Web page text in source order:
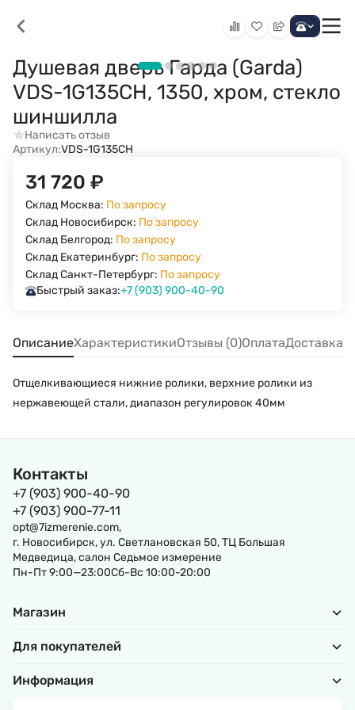
Душевая дверь Гарда (Garda)
VDS-1G135CH, 1350, хром, стекло
шиншилла
Написать отзыв
Артикул:VDS-1G135CH
31 720 ₽
Склад Москва: По запросу
Склад Новосибирск: По запросу
Склад Белгород: По запросу
Склад Екатеринбург: По запросу
Склад Санкт-Петербург: По запросу
Быстрый заказ:+7 (903) 900-40-90
ОписаниеХарактеристикиОтзывы (0)ОплатаДоставка
Отщелкивающиеся нижние ролики, верхние ролики из
нержавеющей стали, диапазон регулировок 40мм
Контакты
+7 (903) 900-40-90
+7 (903) 900-77-11
opt@7izmerenie.com,
г. Новосибирск, ул. Светлановская 50, ТЦ Большая
Медведица, салон Седьмое измерение
Пн-Пт 9:00—23:00Сб-Вс 10:00-20:00
Магазин
Для покупателей
Информация